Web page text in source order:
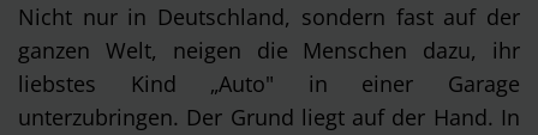
Nicht nur in Deutschland, sondern fast auf der
ganzen Welt, neigen die Menschen dazu, ihr
liebstes Kind „Auto" in einer Garage
unterzubringen. Der Grund liegt auf der Hand. In